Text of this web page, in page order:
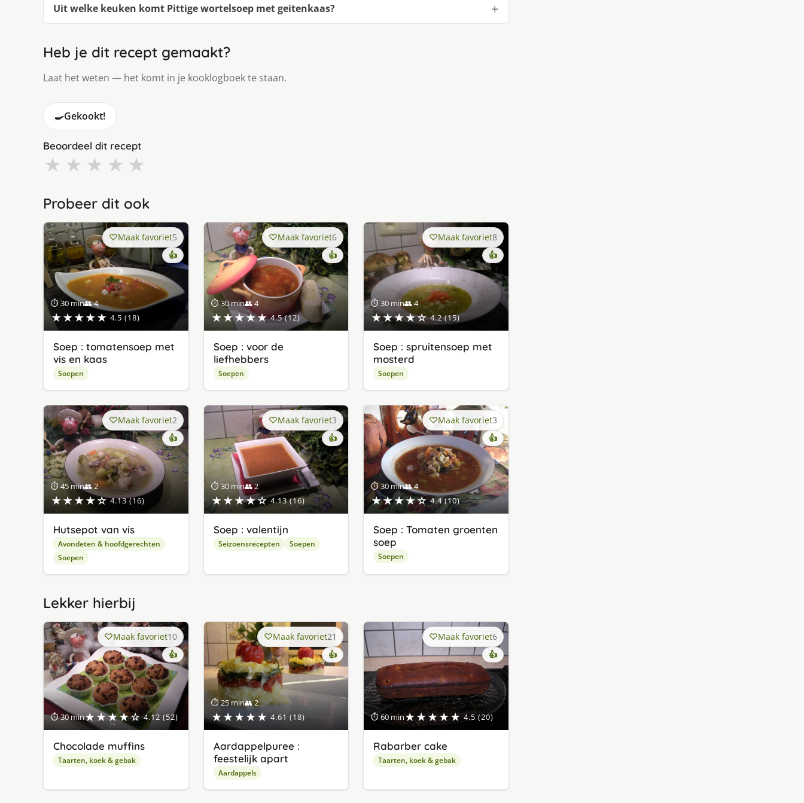
Uit welke keuken komt Pittige wortelsoep met geitenkaas?
Heb je dit recept gemaakt?
Laat het weten — het komt in je kooklogboek te staan.
🍳Gekookt!
Beoordeel dit recept
★ ★ ★ ★ ★
Probeer dit ook
⏱ 30 min👥 4
★★★★★ 4.5 (18)
Maak favoriet5
👍
Soep : tomatensoep met
vis en kaas
Soepen
⏱ 30 min👥 4
★★★★★ 4.5 (12)
Maak favoriet6
👍
Soep : voor de
liefhebbers
Soepen
⏱ 30 min👥 4
★★★★☆ 4.2 (15)
Maak favoriet8
👍
Soep : spruitensoep met
mosterd
Soepen
⏱ 45 min👥 2
★★★★☆ 4.13 (16)
Maak favoriet2
👍
Hutsepot van vis
Avondeten & hoofdgerechten
Soepen
⏱ 30 min👥 2
★★★★☆ 4.13 (16)
Maak favoriet3
👍
Soep : valentijn
Seizoensrecepten Soepen
⏱ 30 min👥 4
★★★★☆ 4.4 (10)
Maak favoriet3
👍
Soep : Tomaten groenten
soep
Soepen
Lekker hierbij
⏱ 30 min★★★★☆ 4.12 (52)
Maak favoriet10
👍
Chocolade muffins
Taarten, koek & gebak
⏱ 25 min👥 2
★★★★★ 4.61 (18)
Maak favoriet21
👍
Aardappelpuree :
feestelijk apart
Aardappels
⏱ 60 min★★★★★ 4.5 (20)
Maak favoriet6
👍
Rabarber cake
Taarten, koek & gebak